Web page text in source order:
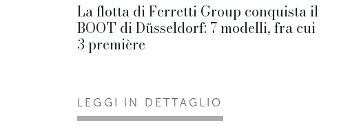
La flotta di Ferretti Group conquista il
BOOT di Düsseldorf: 7 modelli, fra cui
3 première
LEGGI IN DETTAGLIO